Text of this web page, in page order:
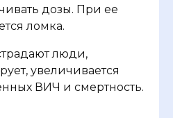
дозы. При ее
ломка.
люди,
увеличивается
ВИЧ и смертность.